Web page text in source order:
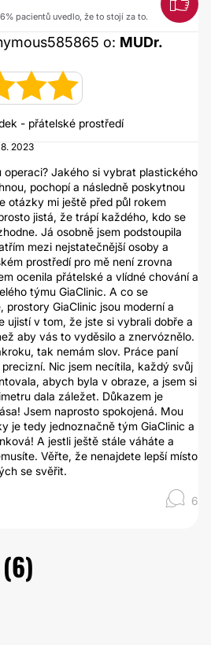
pacientů uvedlo, že to stojí za to.
o: MUDr.
- přátelské prostředí
8. 2023
operaci? Jakého si vybrat plastického
pochopí a následně poskytnou
otázky mi ještě před půl rokem
jistá, že trápí každého, kdo se
Já osobně jsem podstoupila
mezi nejstatečnější osoby a
prostředí pro mě není zrovna
ocenila přátelské a vlídné chování a
týmu GiaClinic. A co se
GiaClinic jsou moderní a
ujistí v tom, že jste si vybrali dobře a
aby vás to vyděsilo a znervóznělo.
tak nemám slov. Práce paní
Nic jsem necítila, každý svůj
abych byla v obraze, a jsem si
dala záležet. Důkazem je
Jsem naprosto spokojená. Mou
je tedy jednoznačně tým GiaClinic a
A jestli ještě stále váháte a
Věřte, že nenajdete lepší místo
se svěřit.
6
6)